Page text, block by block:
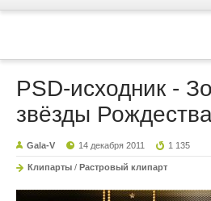
PSD-исходник -
звёзды
Gala-V 14 декабря 2011 1 135
Клипарты / Растровый клипарт